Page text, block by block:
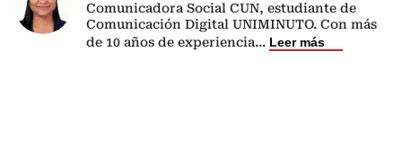
Comunicadora Social CUN, estudiante de
Comunicación Digital UNIMINUTO. Con más
de 10 años de experiencia... Leer más